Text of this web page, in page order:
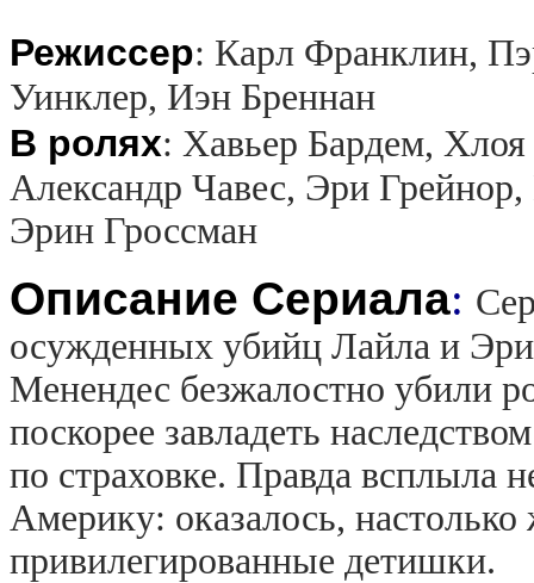
Режиссер: Карл Франклин,
Уинклер, Иэн Бреннан
В ролях: Хавьер Бардем,
Александр Чавес, Эри
Эрин Гроссман
Описание Сериала:
осужденных убийц Лайла и
Менендес безжалостно убили
поскорее завладеть
по страховке. Правда всплыла
Америку: оказалось,
привилегированные детишки.